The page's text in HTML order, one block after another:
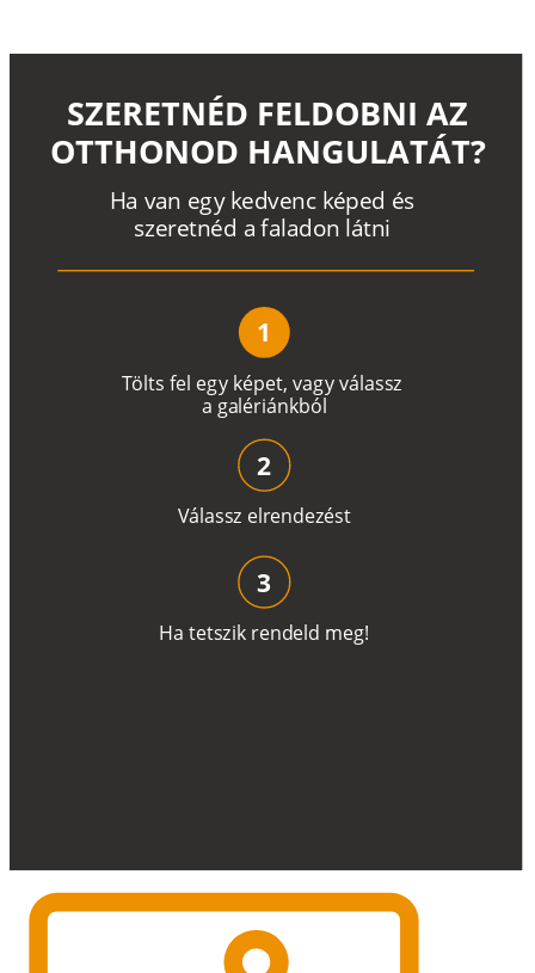
Tölts fel egy képet, vagyválassz
a galériánkból
Ha van egy kedvenc képed és
szeretnéd a faladon látni
SZERETNÉD FELDOBNI AZ
OTTHONOD HANGULATÁT?
1
Válassz elrendezést
2
Ha tetszik rendeld meg!
3